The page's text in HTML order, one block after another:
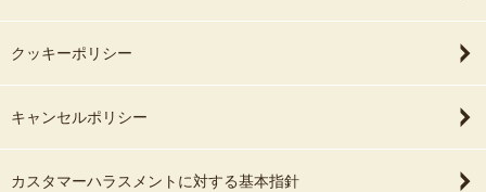
クッキーポリシー
キャンセルポリシー
カスタマーハラスメントに対する基本指針